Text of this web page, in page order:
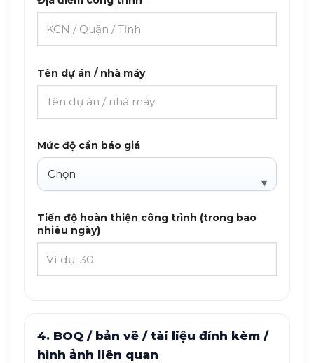
Tên dự án / nhà máy
Mức độ cần báo giá
Tiến độ hoàn thiện công trình (trong bao
nhiêu ngày)
4. BOQ / bản vẽ / tài liệu đính kèm /
hình ảnh liên quan